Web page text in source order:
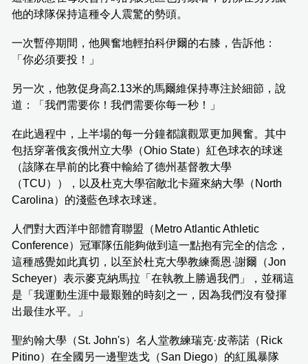
他的球隊保持這種令人震驚的勢頭。
一次暫停期間，他興奮地輕拍科伊爾的右膝，告訴他：
「你必須要投！」
另一次，他敦促身高2.13米的馬爾維保持專注於細節，說
道：「我們需要你！我們需要你每一秒！」
在此過程中，上半場的每一分鐘都讓觀眾更加興奮。其中
包括穿著俄亥俄州立大學（Ohio State）紅色球衣的球迷
（該隊在早前的比賽中輸給了德州基督教大學
（TCU）），以及杜克大學宿敵北卡羅來納大學（North
Carolina）的淺藍色球衣球迷。
人們對大西洋中部體育聯盟（Metro Atlantic Athletic
Conference）冠軍隊伍能夠做到這一點抱有完全的信念，
這種感覺如此真切，以至於杜克大學教練喬恩·謝爾（Jon
Scheyer）表示麥克納馬拉「在執教上勝過我們」，並稱這
是「我運動生涯中最艱難的時刻之一，因為我們沒有發揮
出最佳水平。」
聖約翰大學（St. John's）名人堂教練瑞克·皮蒂諾（Rick
Pitino）在全國另一邊聖迭戈（San Diego）的紅風暴隊